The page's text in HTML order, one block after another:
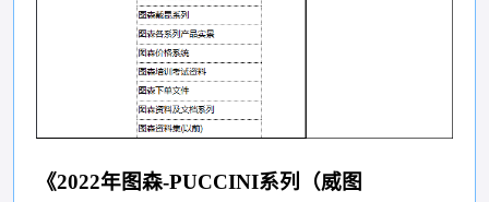
《2022年图森-PUCCINI系列（威图